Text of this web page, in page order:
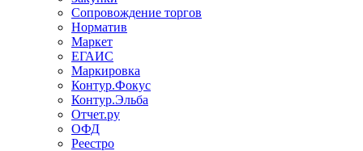
Сопровождение торгов
Норматив
Маркет
ЕГАИС
Маркировка
Контур.Фокус
Контур.Эльба
Отчет.ру
ОФД
Реестро